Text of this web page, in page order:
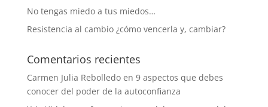
No tengas miedo a tus miedos…
Resistencia al cambio ¿cómo vencerla y, cambiar?
Comentarios recientes
Carmen Julia Rebolledoen 9 aspectos que debes
conocer del poder de la autoconfianza